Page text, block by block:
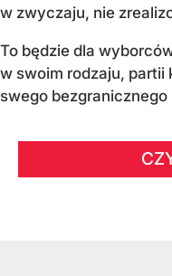
w zwyczaju, nie
To będzie dla
w swoim rodzaju, partii
swego